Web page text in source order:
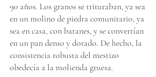
90 años. Los granos se trituraban, ya sea
en un molino de piedra comunitario, ya
sea en casa, con batanes, y se convertían
en un pan denso y dorado. De hecho, la
consistencia robusta del mestizo
obedecía a la molienda gruesa.